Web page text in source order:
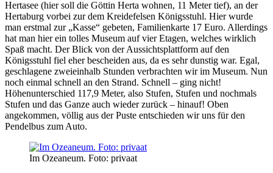
Hertasee (hier soll die Göttin Herta wohnen, 11 Meter tief), an der
Hertaburg vorbei zur dem Kreidefelsen Königsstuhl. Hier wurde
man erstmal zur „Kasse“ gebeten, Familienkarte 17 Euro. Allerdings
hat man hier ein tolles Museum auf vier Etagen, welches wirklich
Spaß macht. Der Blick von der Aussichtsplattform auf den
Königsstuhl fiel eher bescheiden aus, da es sehr dunstig war. Egal,
geschlagene zweieinhalb Stunden verbrachten wir im Museum. Nun
noch einmal schnell an den Strand. Schnell – ging nicht!
Höhenunterschied 117,9 Meter, also Stufen, Stufen und nochmals
Stufen und das Ganze auch wieder zurück – hinauf! Oben
angekommen, völlig aus der Puste entschieden wir uns für den
Pendelbus zum Auto.
Im Ozeaneum. Foto: privaat